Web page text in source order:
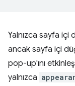
Yalnızca sayfa içi
ancak sayfa içi
pop-up'ını
yalnızca